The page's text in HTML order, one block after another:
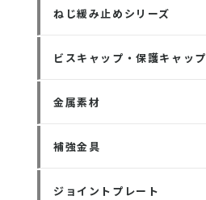
ねじ緩み止めシリーズ
ビスキャップ・保護キャップ
金属素材
補強金具
ジョイントプレート